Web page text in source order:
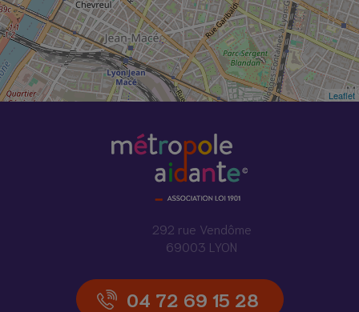
Leaflet
292 rue Vendôme
69003 LYON
04 72 69 15 28